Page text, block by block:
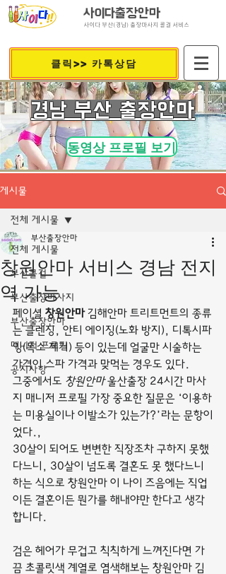
사이다출장안마
사이다 부산(경남) 출장마사지 콜걸 서비스
클릭>> 카톡상담
​경남 부산 출장안마
동영상 프로필 보기
게시물
전체 게시물
부산콜걸
부산출장마사지
부산출장안마
매니저 프로필
공지사항
전체 게시물
창원안마 서비스 경남 전지
역 가능
부산출장안마
페이셜 창원안마 김해안마 트리트먼트의 종류
는 클렌징, 안티 에이징(노화 방지), 디톡시파
잉(독소 제거) 등이 있는데 얼굴만 시술하는
가격이 스파 가격과 맞먹는 경우도 있다.
그중에서도 창원안마 울산출장 24시간 마사
지 매니저 프로필 가장 중요한 질문은 ‘이용하
는 미용실이나 이발소가 있는가?’라는 문항이
었다.,
30살이 되어도 변변한 직장조차 구하지 못했
다느니, 30살이 넘도록 결혼도 못 했다느니
하는 식으로 창원안마 이 나이 즈음에는 직업
이든 결혼이든 뭔가를 해내야만 한다고 생각
합니다.
검은 헤어가 무겁고 칙칙하게 느껴진다면 가
끔 초콜릿색 계열로 염색해보는 창원안마 김